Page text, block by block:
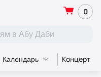
0
Календарь Концерт